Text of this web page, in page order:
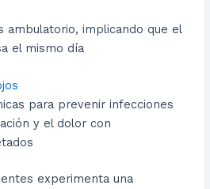
ambulatorio, implicando que el
el mismo día
para prevenir infecciones
y el dolor con
experimenta una